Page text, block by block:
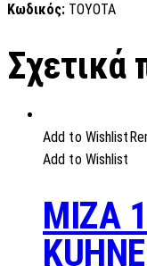
Κωδικός: TOYOTA
Σχετικά
Add to Wishlist
Add to Wishlist
MIZA